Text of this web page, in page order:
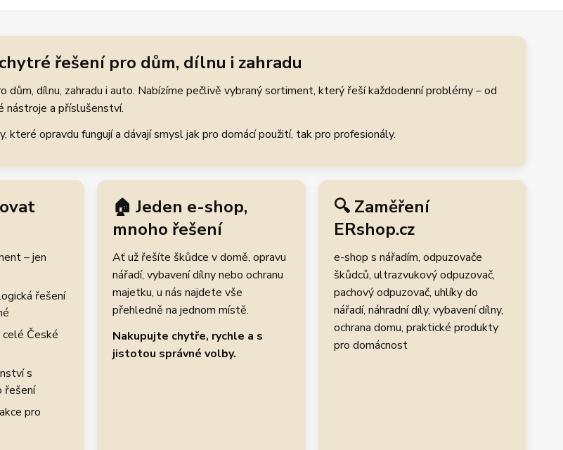
chytré řešení pro dům, dílnu i zahradu
dílnu, zahradu i auto. Nabízíme pečlivě vybraný sortiment, který řeší každodenní problémy – od
nástroje a příslušenství.
opravdu fungují a dávají smysl jak pro domácí použití, tak pro profesionály.
– jen
řešení
celé České
s
řešení
pro
🏠 Jeden e-shop,
mnoho řešení
Ať už řešíte škůdce v domě, opravu
nářadí, vybavení dílny nebo ochranu
majetku, u nás najdete vše
přehledně na jednom místě.
Nakupujte chytře, rychle a s
jistotou správné volby.
🔍 Zaměření
ERshop.cz
e-shop s nářadím, odpuzovače
škůdců, ultrazvukový odpuzovač,
pachový odpuzovač, uhlíky do
nářadí, náhradní díly, vybavení dílny,
ochrana domu, praktické produkty
pro domácnost